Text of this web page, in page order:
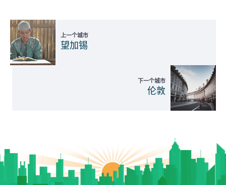
上一个城市
望加锡
下一个城市
伦敦